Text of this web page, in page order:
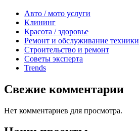
Авто / мото услуги
Клининг
Красота / здоровье
Ремонт и обслуживание техники
Строительство и ремонт
Советы эксперта
Trends
Свежие комментарии
Нет комментариев для просмотра.